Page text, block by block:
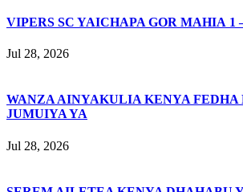
VIPERS SC YAICHAPA GOR MAHIA 1
Jul 28, 2026
WANZA AINYAKULIA KENYA FEDHA
JUMUIYA YA
Jul 28, 2026